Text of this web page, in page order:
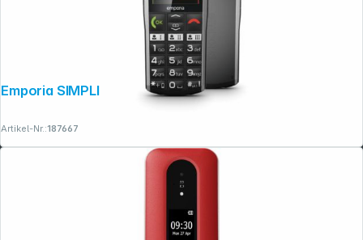
Emporia SIMPLICITY schwarz
Artikel-Nr.:187667